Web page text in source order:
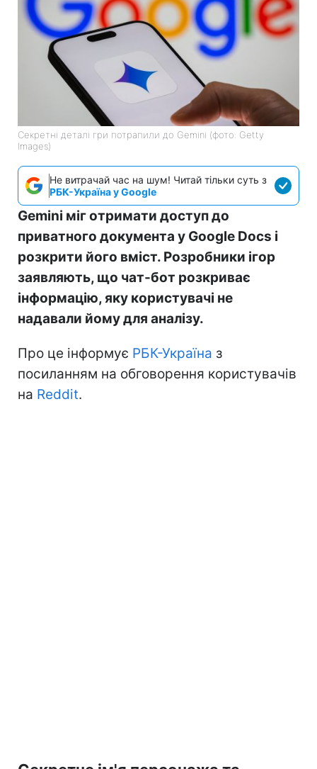
Секретні деталі гри потрапили до Gemini (фото: Getty
Images)
Не витрачай час на шум! Читай тільки суть з
РБК-Україна у Google
Gemini міг отримати доступ до
приватного документа у Google Docs і
розкрити його вміст. Розробники ігор
заявляють, що чат-бот розкриває
інформацію, яку користувачі не
надавали йому для аналізу.
Про це інформує РБК-Україна з
посиланням на обговорення користувачів
на Reddit.